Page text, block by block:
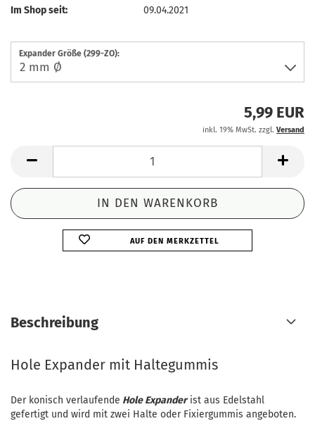
Im Shop seit:
09.04.2021
Expander Größe (299-ZO):
5,99 EUR
inkl. 19% MwSt. zzgl. Versand
AUF DEN MERKZETTEL
Beschreibung
Hole Expander mit Haltegummis
Der konisch verlaufende Hole Expanderist aus Edelstahl
gefertigt und wird mit zwei Halte oder Fixiergummis angeboten.